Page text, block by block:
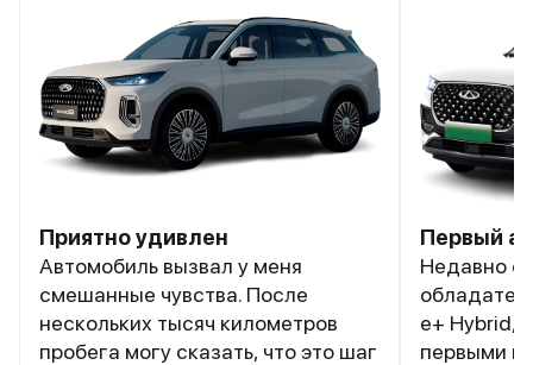
Приятно удивлен
Автомобиль вызвал у меня
смешанные чувства. После
нескольких тысяч километров
пробега могу сказать, что это шаг
Первый
Недавно
e+ Hybrid,
первыми